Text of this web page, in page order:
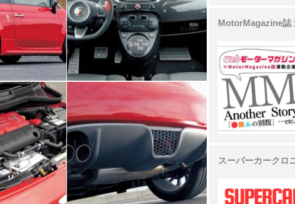
MotorMagazine誌
スーパーカークロ